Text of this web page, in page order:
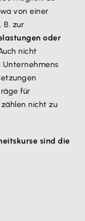
von einer
B. zur
oder
nicht
für
nicht zu
sind die